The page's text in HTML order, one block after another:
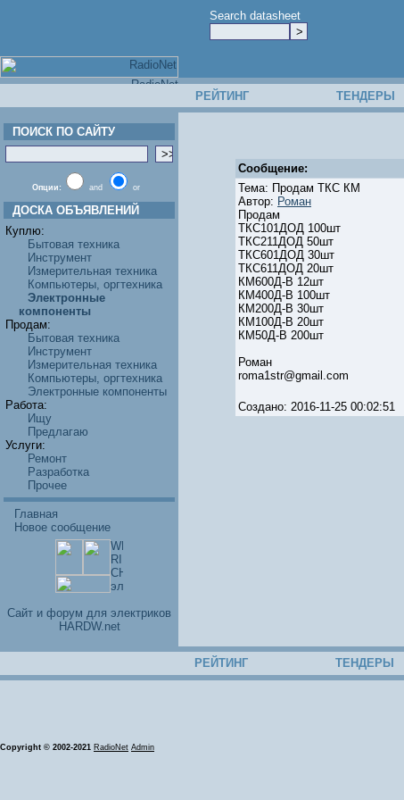
Search datasheet
РЕЙТИНГ ТЕНДЕРЫ
ПОИСК ПО САЙТУ
Опции: and or
ДОСКА ОБЪЯВЛЕНИЙ
Куплю:
Бытовая техника
Инструмент
Измерительная техника
Компьютеры, оргтехника
Электронные
компоненты
Продам:
Бытовая техника
Инструмент
Измерительная техника
Компьютеры, оргтехника
Электронные компоненты
Работа:
Ищу
Предлагаю
Услуги:
Ремонт
Разработка
Прочее
Главная
Новое сообщение
Cайт и форум для электриков
HARDW.net
Сообщение:
Тема: Продам ТКС КМ
Автор: Роман
Продам
ТКС101ДОД 100шт
ТКС211ДОД 50шт
ТКС601ДОД 30шт
ТКС611ДОД 20шт
КМ600Д-В 12шт
КМ400Д-В 100шт
КМ200Д-В 30шт
КМ100Д-В 20шт
КМ50Д-В 200шт
Роман
roma1str@gmail.com
Создано: 2016-11-25 00:02:51
РЕЙТИНГ ТЕНДЕРЫ
Copyright © 2002-2021 RadioNet Admin